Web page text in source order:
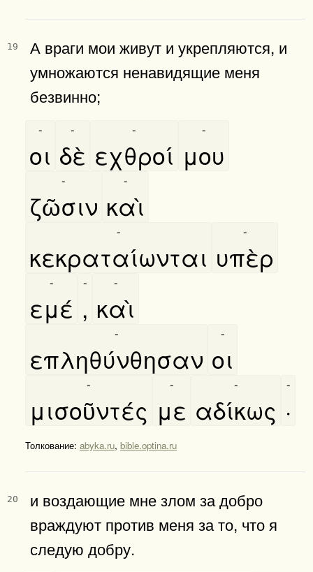
19
А враги мои живут и укрепляются, и
умножаются ненавидящие меня
безвинно;
οι
-
δὲ
-
εχθροί
-
μου
-
ζῶσιν
-
καὶ
-
κεκραταίωνται
-
υπὲρ
-
εμέ
-
,
-
καὶ
-
επληθύνθησαν
-
οι
-
μισοῦντές
-
με
-
αδίκως
-
·
-
Толкование: abyka.ru, bible.optina.ru
20
и воздающие мне злом за добро
враждуют против меня за то, что я
следую добру.